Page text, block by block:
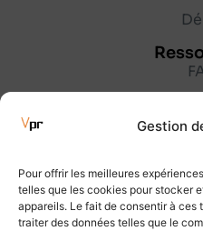
Gestion
Pour offrir les meilleures
telles que les cookies pour stocker
appareils. Le fait de consentir à ces
traiter des données telles que le
À